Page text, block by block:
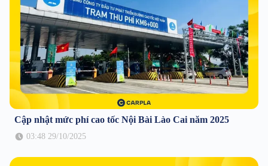
Cập nhật mức phí cao tốc Nội Bài Lào Cai năm 2025
03:48 29/10/2025